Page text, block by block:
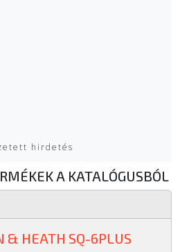
hirdetés
A KATALÓGUSBÓL
& HEATH SQ-6PLUS